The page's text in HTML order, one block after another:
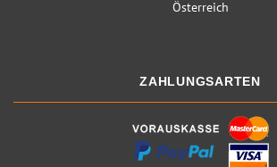
Österreich
ZAHLUNGSARTEN